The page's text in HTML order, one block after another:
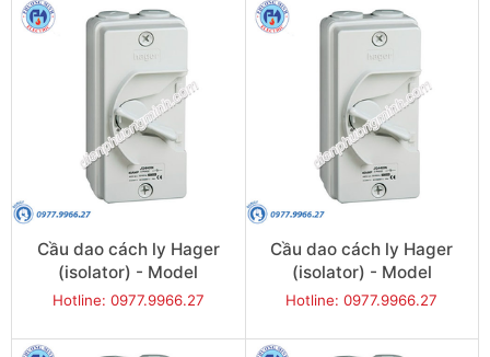
Cầu dao cách ly Hager
(isolator) - Model
JG240IN
Hotline: 0977.9966.27
Cầu dao cách ly Hager
(isolator) - Model
JG263IN
Hotline: 0977.9966.27